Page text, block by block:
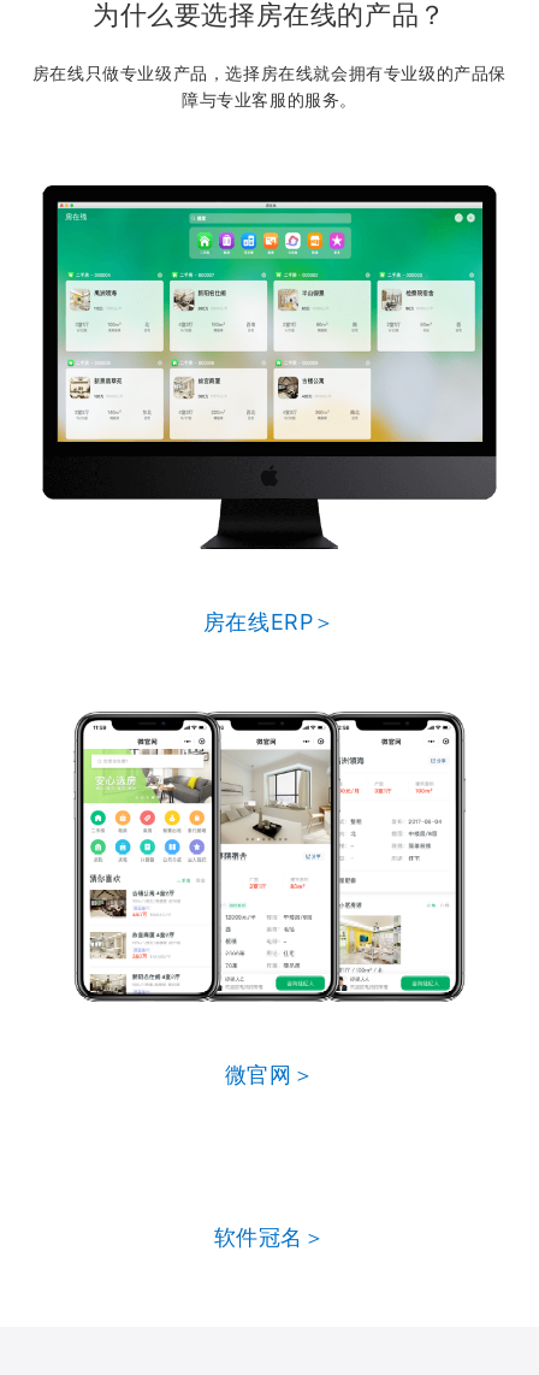
为什么要选择房在线的产品？
房在线只做专业级产品，选择房在线就会拥有专业级的产品保
障与专业客服的服务。
房在线ERP＞
微官网＞
软件冠名＞